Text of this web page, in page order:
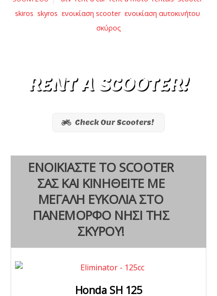
skiros skyros ενοικίαση scooter, ενοικίαση αυτοκινήτου
σκύρος
RENT A SCOOTER!
Check Our Scooters!
ΕΝΟΙΚΙΑΣΤΕ ΤΟ SCOOTER
ΣΑΣ ΚΑΙ ΚΙΝΗΘΕΙΤΕ ΜΕ
ΜΕΓΑΛΗ ΕΥΚΟΛΙΑ ΣΤΟ
ΠΑΝΕΜΟΡΦΟ ΝΗΣΙ ΤΗΣ
ΣΚΥΡΟΥ!
Honda SH 125